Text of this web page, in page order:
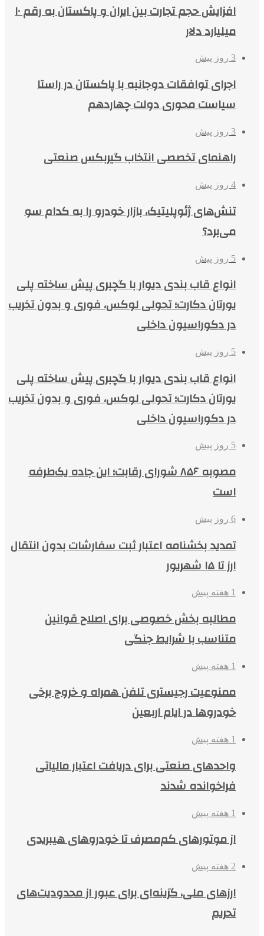
افزایش حجم تجارت بین ایران و پاکستان به رقم ۱۰
میلیارد دلار
3 روز پیش
اجرای توافقات دوجانبه با پاکستان در راستا
سیاست محوری دولت چهاردهم
3 روز پیش
راهنمای تخصصی انتخاب گیربکس صنعتی
4 روز پیش
تنش‌های ژئوپلیتیک، بازار خودرو را به کدام سو
می‌برد؟
5 روز پیش
انواع قاب بندی دیوار با گچبری پیش ساخته پلی
یورتان دکارت؛ تحولی لوکس، فوری و بدون تخریب
در دکوراسیون داخلی
5 روز پیش
انواع قاب بندی دیوار با گچبری پیش ساخته پلی
یورتان دکارت؛ تحولی لوکس، فوری و بدون تخریب
در دکوراسیون داخلی
5 روز پیش
مصوبه ۸۵۶ شورای رقابت؛ این جاده یک‌طرفه
است
6 روز پیش
تمدید بخشنامه اعتبار ثبت سفارشات بدون انتقال
ارز تا ۱۵ شهریور
1 هفته پیش
مطالبه بخش خصوصی برای اصلاح قوانین
متناسب با شرایط جنگی
1 هفته پیش
ممنوعیت رجیستری تلفن همراه و خروج برخی
خودروها در ایام اربعین
1 هفته پیش
واحدهای صنعتی برای دریافت اعتبار مالیاتی
فراخوانده شدند
1 هفته پیش
از موتورهای کم‌مصرف تا خودروهای هیبریدی
2 هفته پیش
ارزهای ملی، گزینه‌ای برای عبور از محدودیت‌های
تحریم